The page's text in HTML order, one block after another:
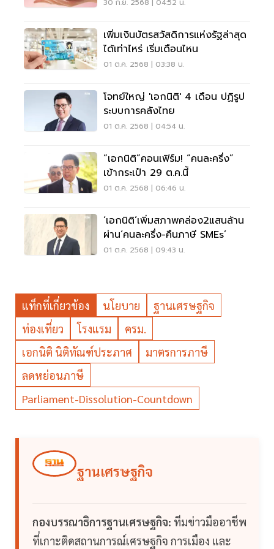
30 ก.ย. 2568 | 04:52 น.
เพิ่มเงินบัตรสวัสดิการแห่งรัฐล่าสุด
ได้เท่าไหร่ เริ่มเดือนไหน
01 ต.ค. 2568 | 03:38 น.
โจทย์ใหญ่ 'เอกนิติ' 4 เดือน ปฏิรูป
ระบบการคลังไทย
01 ต.ค. 2568 | 04:54 น.
“เอกนิติ”คอนเฟิร์ม! “คนละครึ่ง”
เข้ากระเป๋า 29 ต.ค.นี้
01 ต.ค. 2568 | 06:46 น.
‘เอกนิติ’เพิ่มสภาพคล่อง2แสนล้าน
ผ่าน‘คนละครึ่ง-คืนภาษี SMEs’
01 ต.ค. 2568 | 09:43 น.
แท็กที่เกี่ยวข้อง นโยบาย
ฐานเศรษฐกิจ
ท่องเที่ยว
โรงแรม
ครม.
เอกนิติ นิติทัณฑ์ประภาศ
มาตรการภาษี
ลดหย่อนภาษี
Parliament-Dissolution-Countdown
ฐานเศรษฐกิจ
กองบรรณาธิการฐานเศรษฐกิจ: ทีมข่าวมืออาชีพ
ที่เกาะติดสถานการณ์เศรษฐกิจ การเมือง และ